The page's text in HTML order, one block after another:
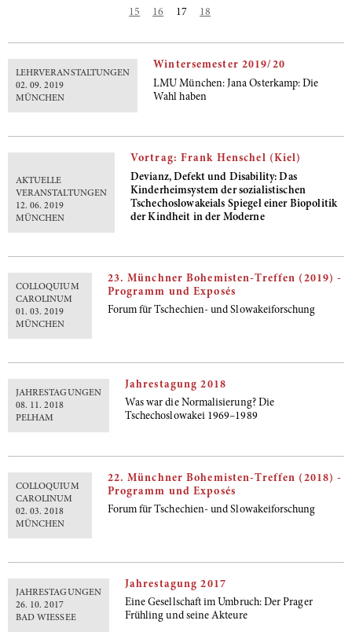
15 16 17 18
LEHRVERANSTALTUNGEN
02. 09. 2019
MÜNCHEN
Wintersemester 2019/20
LMU München: Jana Osterkamp: Die
Wahl haben
AKTUELLE
VERANSTALTUNGEN
12. 06. 2019
MÜNCHEN
Vortrag: Frank Henschel (Kiel)
Devianz, Defekt und Disability: Das
Kinderheimsystem der sozialistischen
Tschechoslowakeials Spiegel einer Biopolitik
der Kindheit in der Moderne
COLLOQUIUM
CAROLINUM
01. 03. 2019
MÜNCHEN
23. Münchner Bohemisten-Treffen (2019) -
Programm und Exposés
Forum für Tschechien- und Slowakeiforschung
JAHRESTAGUNGEN
08. 11. 2018
PELHAM
Jahrestagung 2018
Was war die Normalisierung? Die
Tschechoslowakei 1969–1989
COLLOQUIUM
CAROLINUM
02. 03. 2018
MÜNCHEN
22. Münchner Bohemisten-Treffen (2018) -
Programm und Exposés
Forum für Tschechien- und Slowakeiforschung
JAHRESTAGUNGEN
26. 10. 2017
BAD WIESSEE
Jahrestagung 2017
Eine Gesellschaft im Umbruch: Der Prager
Frühling und seine Akteure